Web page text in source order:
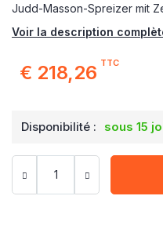
Judd-Masson-Spreizer mit
Voir la description
€ 218,26 TTC
Disponibilité : sous 15